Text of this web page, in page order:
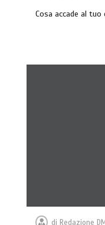
Cosa accade al
di Redazione